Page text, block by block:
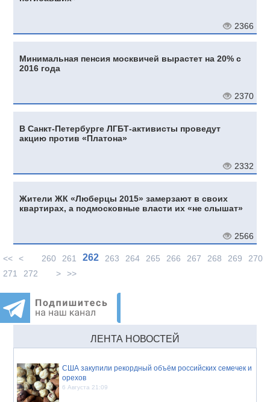
2366
Минимальная пенсия москвичей вырастет на 20% с
2016 года
2370
В Санкт-Петербурге ЛГБТ-активисты проведут
акцию против «Платона»
2332
Жители ЖК «Люберцы 2015» замерзают в своих
квартирах, а подмосковные власти их «не слышат»
2566
<< < 260 261 262 263 264 265 266 267 268 269
270
271
272 > >>
ЛЕНТА НОВОСТЕЙ
США закупили рекордный объём российских семечек и
орехов
6 Августа 21:09